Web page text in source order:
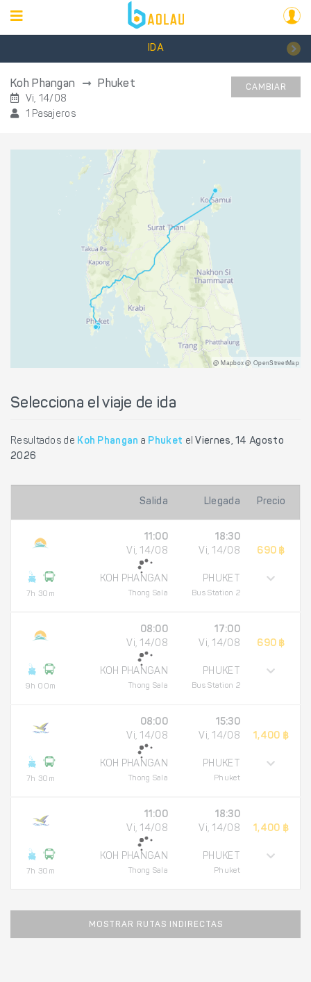
IDA
Koh Phangan Phuket
Vi, 14/08
1 Pasajeros
CAMBIAR
@ Mapbox @ OpenStreetMap
Selecciona el viaje de ida
Resultados de Koh Phangan a Phuket elViernes, 14 Agosto
2026
Salida Llegada Precio
7h 30m
11:00
Vi, 14/08
KOH PHANGAN
Thong Sala
18:30
Vi, 14/08
PHUKET
Bus Station 2
690 ฿
9h 00m
08:00
Vi, 14/08
KOH PHANGAN
Thong Sala
17:00
Vi, 14/08
PHUKET
Bus Station 2
690 ฿
7h 30m
08:00
Vi, 14/08
KOH PHANGAN
Thong Sala
15:30
Vi, 14/08
PHUKET
Phuket
1,400 ฿
7h 30m
11:00
Vi, 14/08
KOH PHANGAN
Thong Sala
18:30
Vi, 14/08
PHUKET
Phuket
1,400 ฿
MOSTRAR RUTAS INDIRECTAS